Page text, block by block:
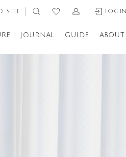
SITE LOGIN
JOURNAL GUIDE ABOUT